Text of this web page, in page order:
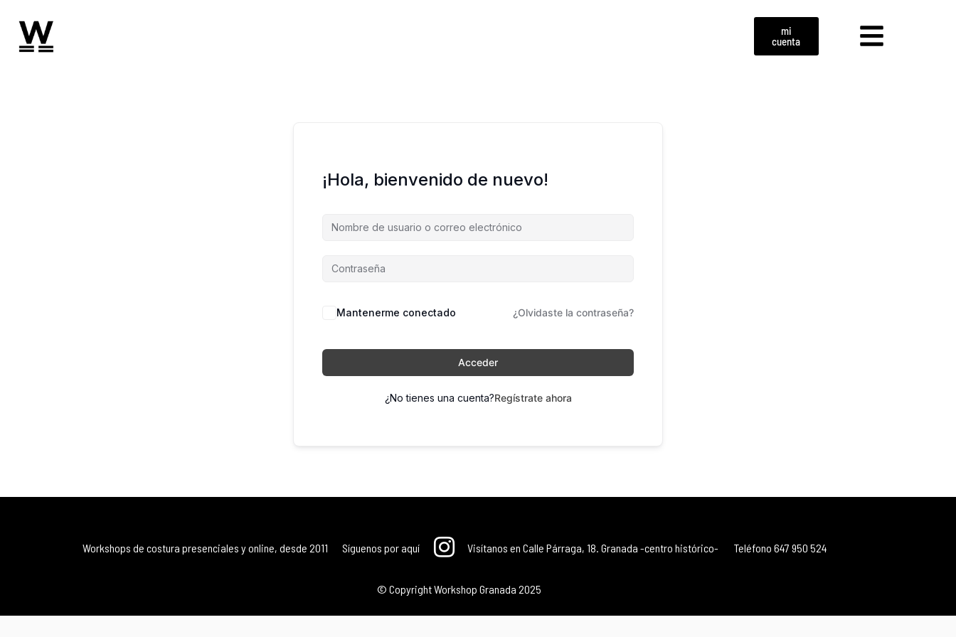
mi
cuenta
¡Hola, bienvenido de nuevo!
Mantenerme conectado ¿Olvidaste la contraseña?
Acceder
¿No tienes una cuenta?Regístrate ahora
Workshops de costura presenciales y online, desde 2011 Síguenos por aquí Visítanos en Calle Párraga, 18. Granada -centro histórico- Teléfono 647 950 524
© Copyright Workshop Granada 2025